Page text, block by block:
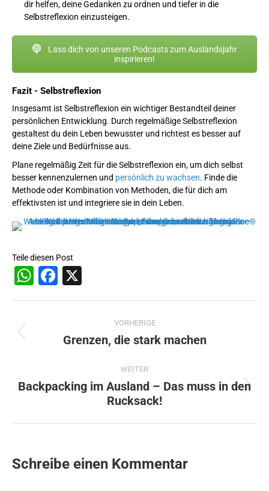
dir helfen, deine Gedanken zu ordnen und tiefer in die
Selbstreflexion einzusteigen.
Lass dich von unseren Podcasts zum Auslandsjahr
inspirieren!
Fazit - Selbstreflexion
Insgesamt ist Selbstreflexion ein wichtiger Bestandteil deiner
persönlichen Entwicklung. Durch regelmäßige Selbstreflexion
gestaltest du dein Leben bewusster und richtest es besser auf
deine Ziele und Bedürfnisse aus.
Plane regelmäßig Zeit für die Selbstreflexion ein, um dich selbst
besser kennenzulernen und persönlich zu wachsen. Finde die
Methode oder Kombination von Methoden, die für dich am
effektivsten ist und integriere sie in dein Leben.
Teile diesen Post
WhatsApp
Facebook
VORHERIGE
Vorheriger
Grenzen, die stark machen
WEITER
Nächster
Backpacking im Ausland – Das muss in den
Rucksack!
Schreibe einen Kommentar